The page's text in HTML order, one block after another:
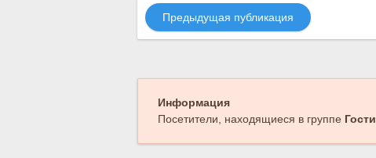
Предыдущая публикация
Информация
Посетители, находящиеся в группе Гости